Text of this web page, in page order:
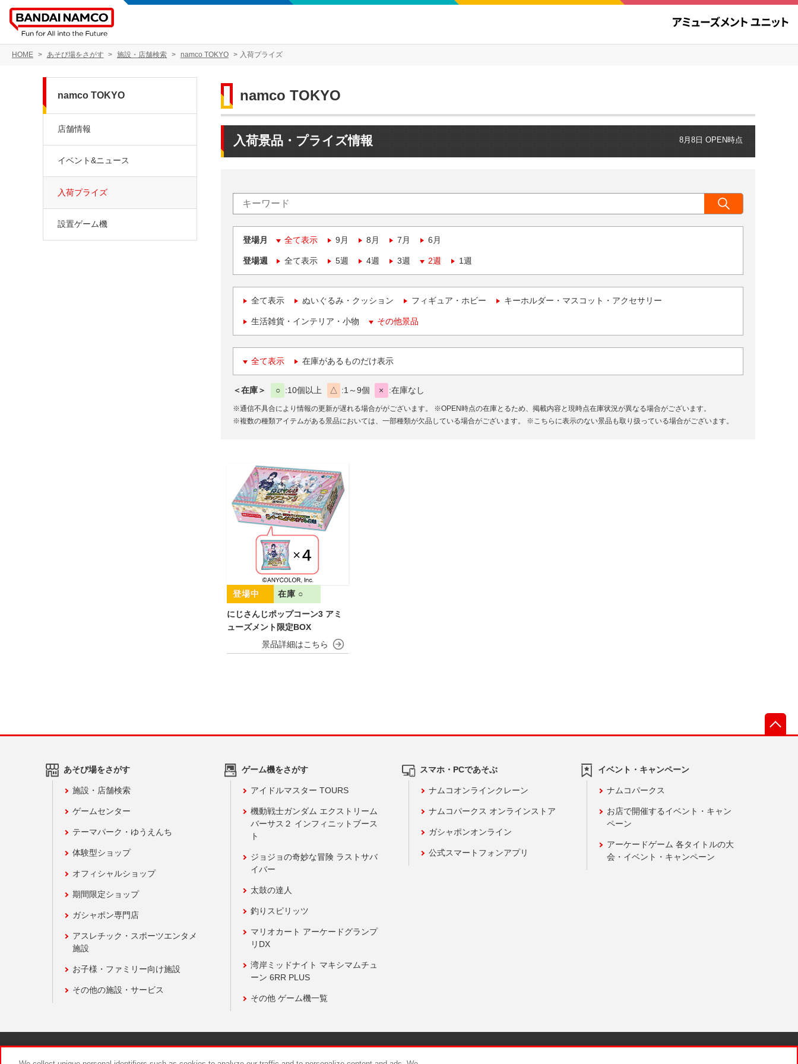
HOME あそび場をさがす 施設・店舗検索 namco TOKYO 入荷プライズ
namco TOKYO
入荷景品・プライズ情報 8月8日 OPEN時点
登場月 全て表示 9月 8月 7月 6月
登場週 全て表示 5週 4週 3週 2週 1週
全て表示 ぬいぐるみ・クッション フィギュア・ホビー キーホルダー・マスコット・アクセサリー
生活雑貨・インテリア・小物 その他景品
全て表示 在庫があるものだけ表示
＜在庫＞ ○ 10個以上 △ 1～9個 × 在庫なし
※通信不具合により情報の更新が遅れる場合ががございます。
※OPEN時点の在庫とるため、掲載内容と現時点在庫状況が異なる場合がございます。
※複数の種類アイテムがある景品においては、一部種類が欠品している場合がございます。
※こちらに表示のない景品も取り扱っている場合がございます。
にじさんじポップコーン3 アミ
ューズメント限定BOX
在庫 ○
namco TOKYO
店舗情報
イベント&ニュース
入荷プライズ
設置ゲーム機
あそび場をさがす
施設・店舗検索
ゲームセンター
テーマパーク・ゆうえんち
体験型ショップ
オフィシャルショップ
期間限定ショップ
ガシャポン専門店
アスレチック・スポーツエンタメ
施設
お子様・ファミリー向け施設
その他の施設・サービス
ゲーム機をさがす
アイドルマスター TOURS
機動戦士ガンダム エクストリーム
バーサス２ インフィニットブース
ト
ジョジョの奇妙な冒険 ラストサバ
イバー
太鼓の達人
釣りスピリッツ
マリオカート アーケードグランプ
リDX
湾岸ミッドナイト マキシマムチュ
ーン 6RR PLUS
その他 ゲーム機一覧
スマホ・PCであそぶ
ナムコオンラインクレーン
ナムコパークス オンラインストア
ガシャポンオンライン
公式スマートフォンアプリ
イベント・キャンペーン
ナムコパークス
お店で開催するイベント・キャン
ペーン
アーケードゲーム 各タイトルの大
会・イベント・キャンペーン